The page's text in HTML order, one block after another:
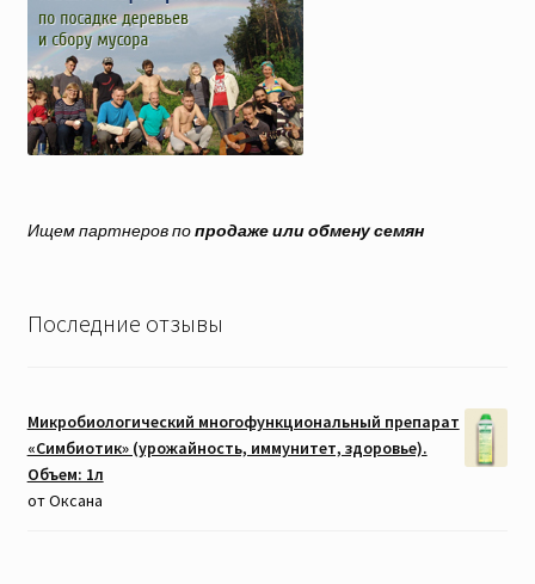
Ищем партнеров попродаже или обмену семян
Последние отзывы
Микробиологический многофункциональный препарат
«Симбиотик» (урожайность, иммунитет, здоровье).
Объем: 1л
от Оксана